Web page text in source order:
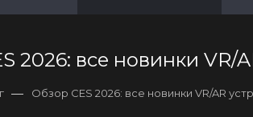
2026: все новинки VR/
— Обзор CES 2026: все новинки VR/AR